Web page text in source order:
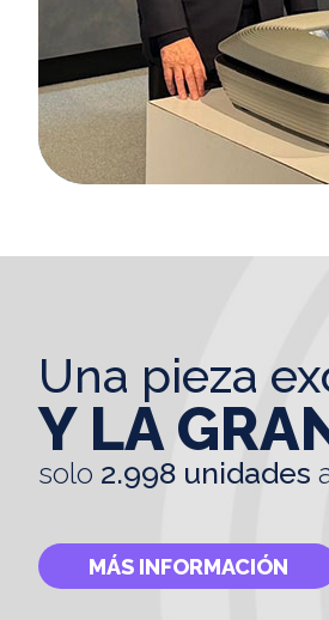
una pieza
Y LA
solo 2.998 unidades
MÁS INFORMACIÓN